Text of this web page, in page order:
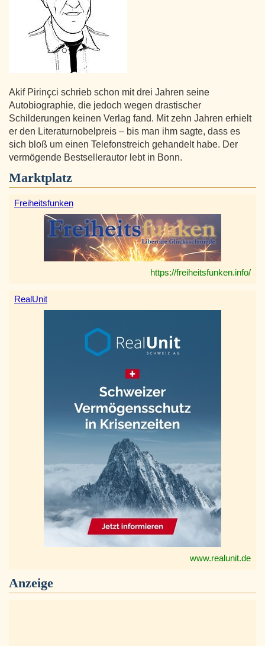
Akif Pirinçci schrieb schon mit drei Jahren seine
Autobiographie, die jedoch wegen drastischer
Schilderungen keinen Verlag fand. Mit zehn Jahren erhielt
er den Literaturnobelpreis – bis man ihm sagte, dass es
sich bloß um einen Telefonstreich gehandelt habe. Der
vermögende Bestsellerautor lebt in Bonn.
Marktplatz
Freiheitsfunken
https://freiheitsfunken.info/
RealUnit
www.realunit.de
Anzeige